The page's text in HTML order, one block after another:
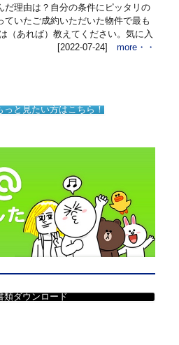
だ理由は？自分の条件にピッタリの
ていたご成約いただいた物件で最も
（あれば）教えてください。気に入
[2022-07-24] more・・
っと見たい方はこちら！
類ダウンロード